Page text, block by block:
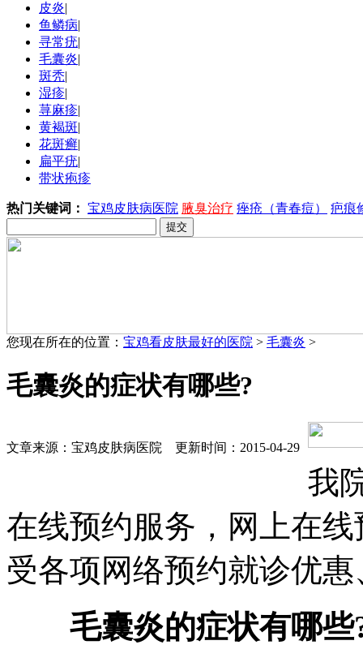
皮炎|
鱼鳞病|
寻常疣|
毛囊炎|
斑秃|
湿疹|
荨麻疹|
黄褐斑|
花斑癣|
扁平疣|
带状疱疹
热门关键词： 宝鸡皮肤病医院 腋臭治疗 痤疮（青春痘） 疤痕
您现在所在的位置： 宝鸡看皮肤最好的医院 > 毛囊炎 >
毛囊炎的症状有哪些?
文章来源：宝鸡皮肤病医院 更新时间：2015-04-29
我
在线预约服务，网上在
受各项网络预约就诊优
毛囊炎的症状有哪些